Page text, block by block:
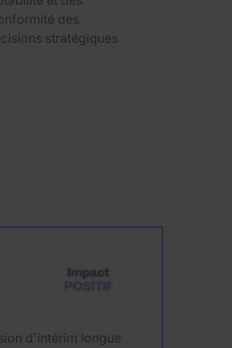
des
stratégiques
d'intérim longue